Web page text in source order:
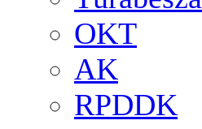
OKT
AK
RPDDK